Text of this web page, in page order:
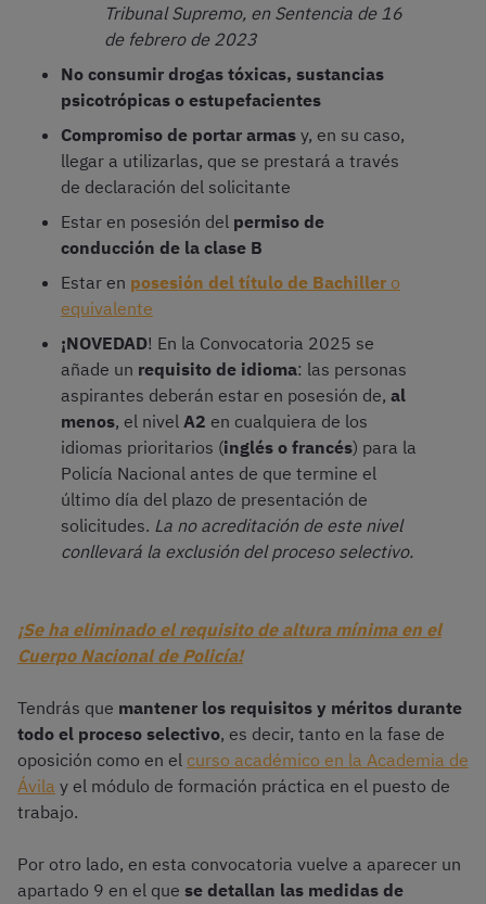
Tribunal Supremo, en Sentencia de 16
de febrero de 2023
No consumir drogas tóxicas, sustancias
psicotrópicas o estupefacientes
Compromiso de portar armas y, en su caso,
llegar a utilizarlas, que se prestará a través
de declaración del solicitante
Estar en posesión del permiso de
conducción de la clase B
Estar en posesión del título de Bachiller o
equivalente
¡NOVEDAD! En la Convocatoria 2025 se
añade un requisito de idioma: las personas
aspirantes deberán estar en posesión de, al
menos, el nivel A2 en cualquiera de los
idiomas prioritarios (inglés o francés) para la
Policía Nacional antes de que termine el
último día del plazo de presentación de
solicitudes. La no acreditación de este nivel
conllevará la exclusión del proceso selectivo.
¡Se ha eliminado el requisito de altura mínima en el
Cuerpo Nacional de Policía!
Tendrás que mantener los requisitos y méritos durante
todo el proceso selectivo, es decir, tanto en la fase de
oposición como en el curso académico en la Academia de
Ávila y el módulo de formación práctica en el puesto de
trabajo.
Por otro lado, en esta convocatoria vuelve a aparecer un
apartado 9 en el que se detallan las medidas de